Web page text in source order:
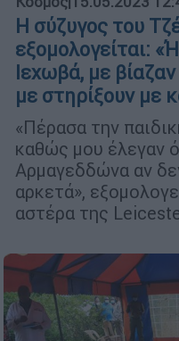
Η σύζυγος του
εξομολογείται:
Ιεχωβά, με
με στηρίξουν με
«Πέρασα την
καθώς μου έλεγαν
Αρμαγεδδώνα αν
αρκετά»,
αστέρα της